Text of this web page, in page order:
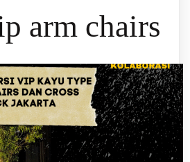
arm chairs